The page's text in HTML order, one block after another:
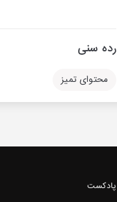
رده سنی
محتوای تمیز
پادکست